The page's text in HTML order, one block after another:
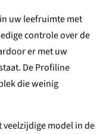
uw leefruimte met
controle over de
er met uw
De Profiline
die weinig
veelzijdige model in de